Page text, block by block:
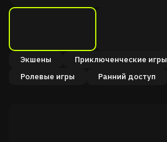
Экшены Приключенческие игры
Ролевые игры
Ранний доступ